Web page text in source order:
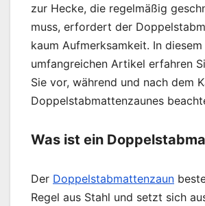
zur Hecke, die regelmäßig
muss, erfordert der
kaum Aufmerksamkeit. In diesem
umfangreichen Artikel erfahren
Sie vor, während und nach dem
Doppelstabmattenzaunes
Was ist ein
Der Doppelstabmattenzaun
Regel aus Stahl und setzt sich